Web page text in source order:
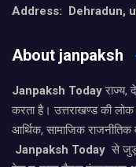
Address: Dehradun,
About janpaksh
Janpaksh Todayराज्य,
करता है। उत्तराखण्ड की
आर्थिक, सामाजिक राजनीतिक
Janpaksh Today से